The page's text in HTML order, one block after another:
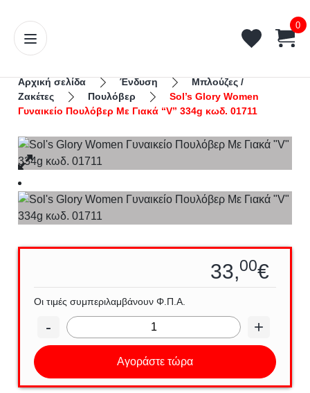
0
Αρχική σελίδα Ένδυση
Μπλούζες /
Ζακέτες
Πουλόβερ
Sol’s Glory Women
Γυναικείο Πουλόβερ Με Γιακά “V” 334g κωδ. 01711
33,00€
Οι τιμές συμπεριλαμβάνουν Φ.Π.Α.
- +
Αγοράστε τώρα